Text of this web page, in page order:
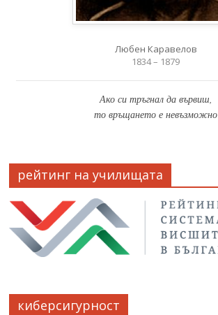
Любен Каравелов
1834 – 1879
Ако си тръгнал да вървиш,
то връщането е невъзможно
рейтинг на училищата
киберсигурност